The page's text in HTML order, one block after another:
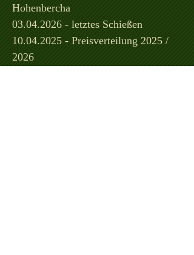
Hohenbercha
03.04.2026 - letztes Schießen
10.04.2025 - Preisverteilung 2025 /
2026